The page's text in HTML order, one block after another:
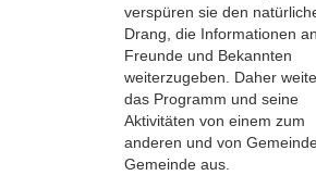
verspüren sie den
Drang, die Informationen
Freunde und Bekannten
weiterzugeben. Daher
das Programm und seine
Aktivitäten von einem zum
anderen und von
Gemeinde aus.